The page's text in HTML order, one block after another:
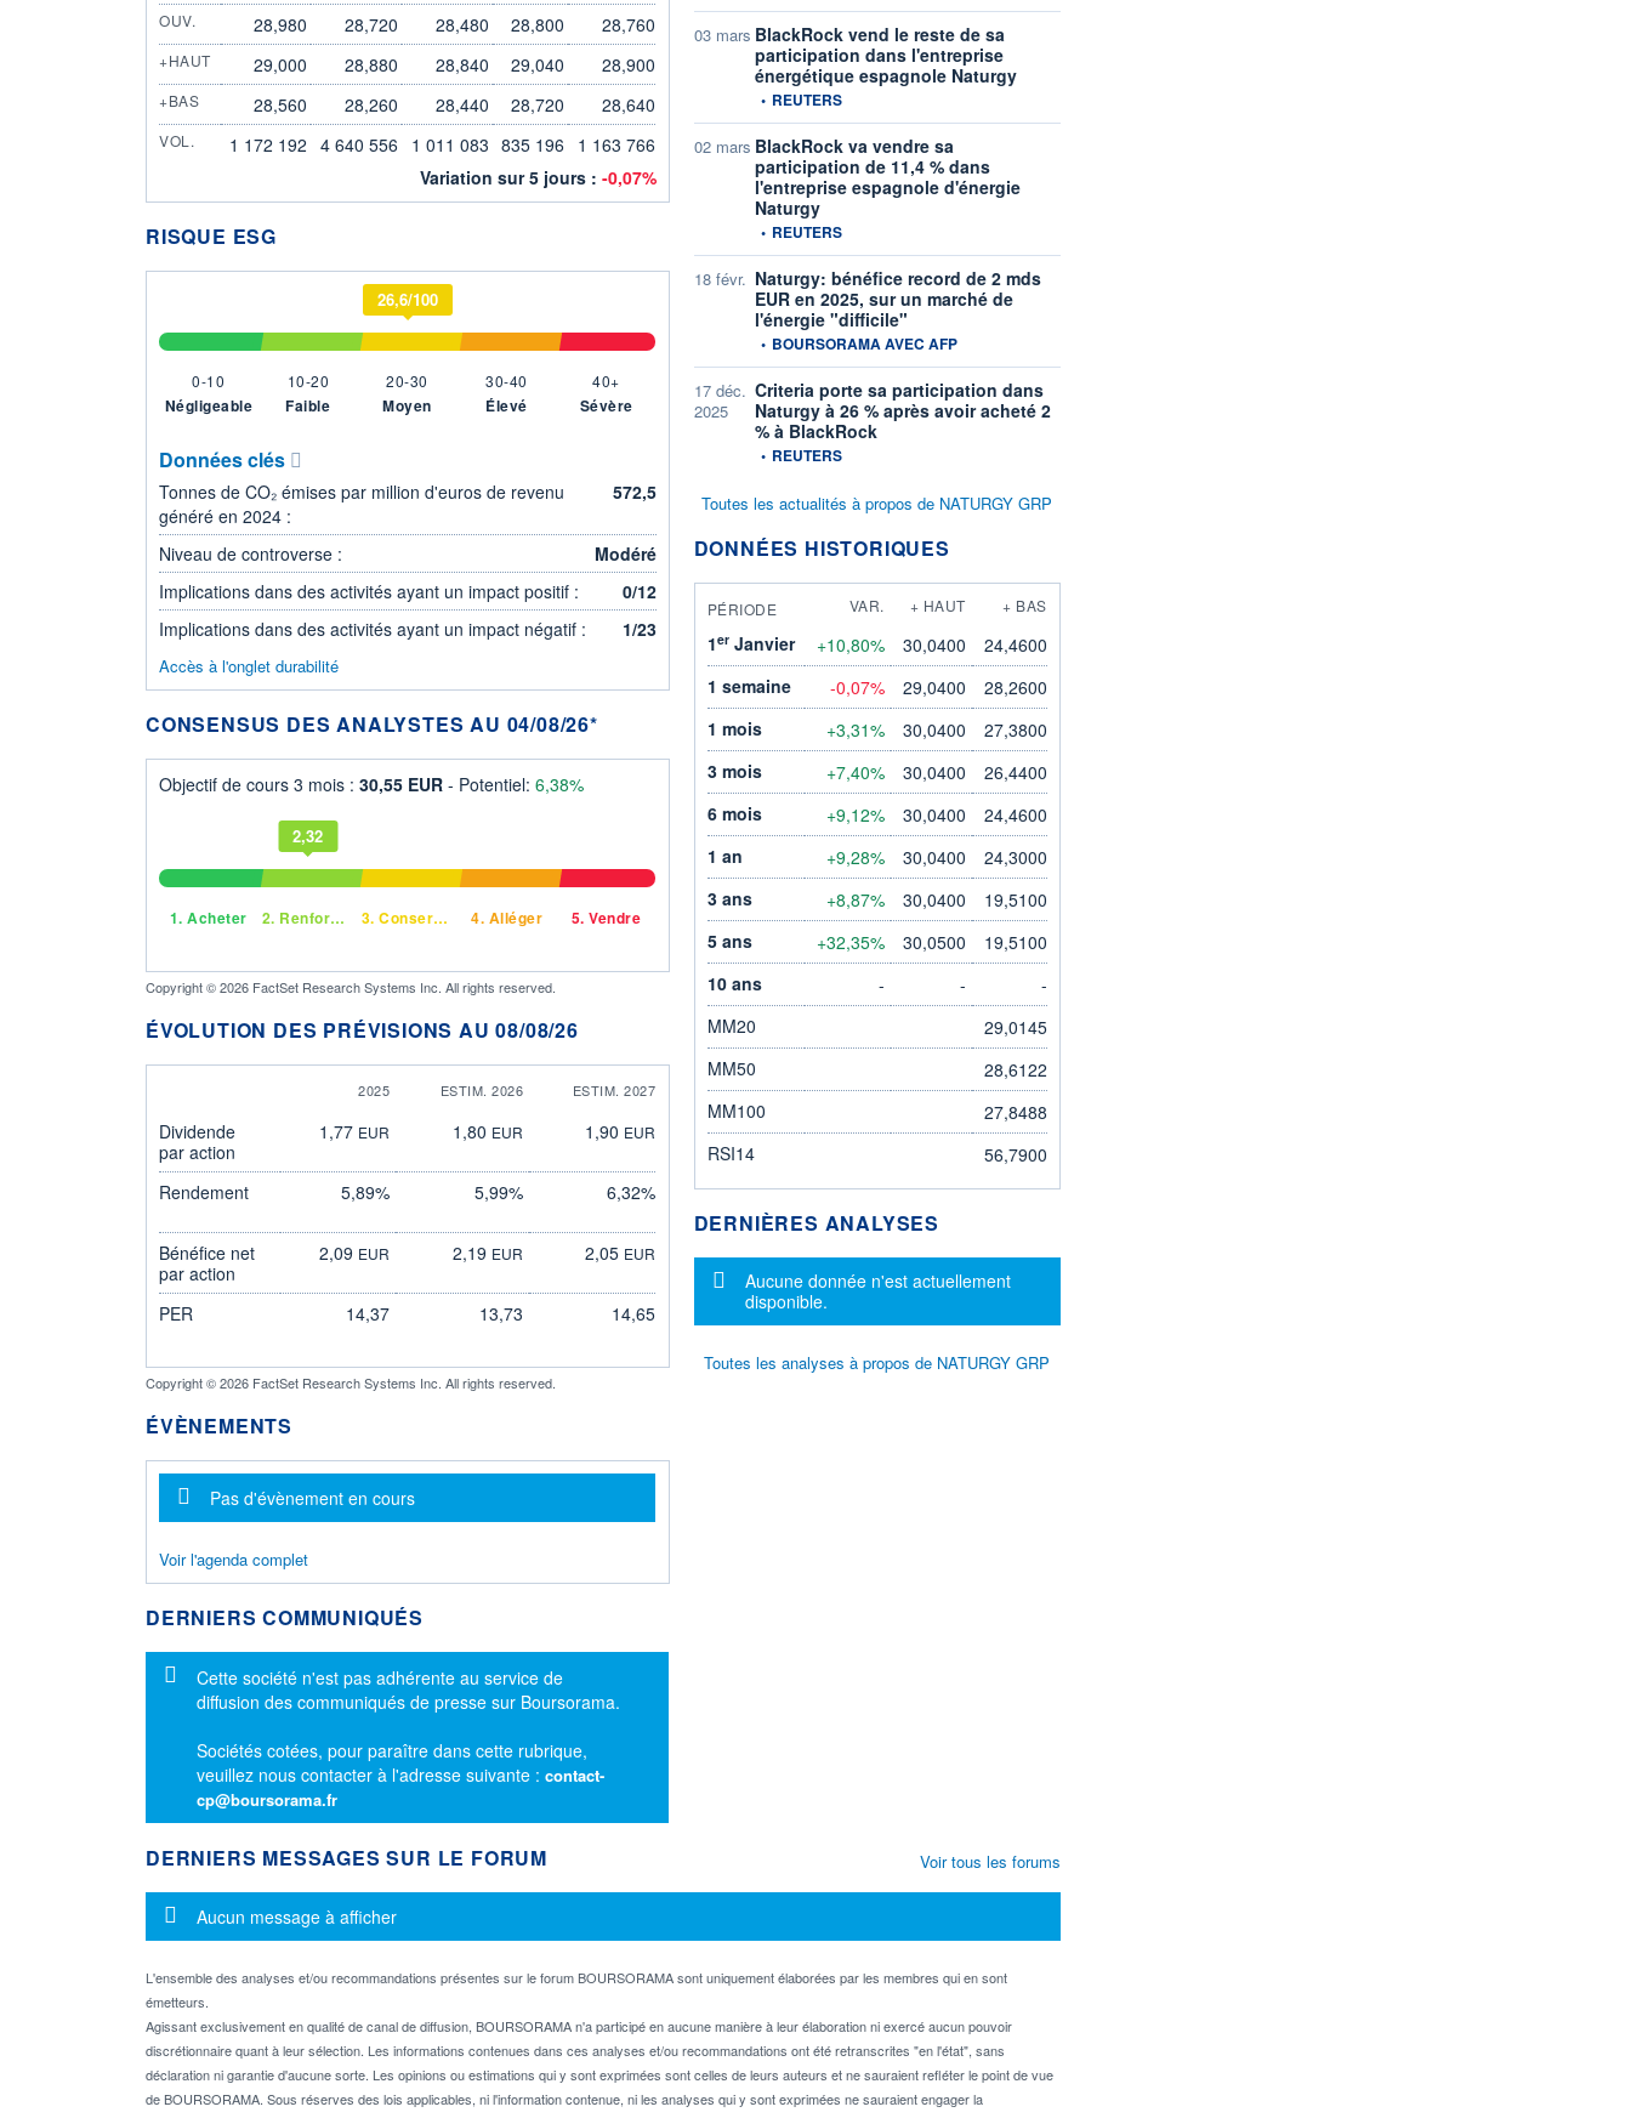
OUV. 28,980 28,720 28,480 28,800 28,760
+HAUT 29,000 28,880 28,840 29,040 28,900
+BAS 28,560 28,260 28,440 28,720 28,640
VOL. 1 172 192 4 640 556 1 011 083 835 196
1 163 766
Variation sur 5 jours : -0,07%
RISQUE ESG
0-10
Négligeable
10-20
Faible
26,6/100
20-30
Moyen
30-40
Élevé
40+
Sévère
Données clés
Tonnes de CO₂ émises par million d'euros de revenu
généré en 2024 :
572,5
Niveau de controverse :
Modéré
Implications dans des activités ayant un impact positif :
0/12
Implications dans des activités ayant un impact négatif :
1/23
Accès à l'onglet durabilité
CONSENSUS DES ANALYSTES AU 04/08/26*
Objectif de cours 3 mois : 30,55 EUR - Potentiel: 6,38%
1. Acheter
2,32
2. Renforcer 3. Conserver 4. Alléger 5. Vendre
Copyright © 2026 FactSet Research Systems Inc. All rights reserved.
ÉVOLUTION DES PRÉVISIONS AU 08/08/26
2025 ESTIM. 2026 ESTIM. 2027
Dividende
par action
1,77 EUR 1,80 EUR 1,90 EUR
Rendement 5,89% 5,99% 6,32%
Bénéfice net
par action
2,09 EUR 2,19 EUR 2,05 EUR
PER 14,37 13,73 14,65
Copyright © 2026 FactSet Research Systems Inc. All rights reserved.
ÉVÈNEMENTS
Message d'information
Pas d'évènement en cours
Voir l'agenda complet
DERNIERS COMMUNIQUÉS
Message d'information
Cette société n'est pas adhérente au service de
diffusion des communiqués de presse sur Boursorama.
Sociétés cotées, pour paraître dans cette rubrique,
veuillez nous contacter à l'adresse suivante : contact-
cp@boursorama.fr
03 mars BlackRock vend le reste de sa
participation dans l'entreprise
énergétique espagnole Naturgy
information fournie par
• REUTERS
02 mars BlackRock va vendre sa
participation de 11,4 % dans
l'entreprise espagnole d'énergie
Naturgy
information fournie par
• REUTERS
18 févr. Naturgy: bénéfice record de 2 mds
EUR en 2025, sur un marché de
l'énergie "difficile"
information fournie par
• BOURSORAMA AVEC AFP
17 déc.
2025
Criteria porte sa participation dans
Naturgy à 26 % après avoir acheté 2
% à BlackRock
information fournie par
• REUTERS
Toutes les actualités à propos de NATURGY GRP
DONNÉES HISTORIQUES
PÉRIODE VAR. + HAUT + BAS
1erJanvier +10,80% 30,0400
24,4600
1 semaine
-0,07% 29,0400
28,2600
1 mois
+3,31% 30,0400
27,3800
3 mois
+7,40% 30,0400
26,4400
6 mois
+9,12% 30,0400
24,4600
1 an
+9,28% 30,0400
24,3000
3 ans
+8,87% 30,0400
19,5100
5 ans
+32,35% 30,0500
19,5100
10 ans
- -
-
MM20
29,0145
MM50
28,6122
MM100
27,8488
RSI14
56,7900
DERNIÈRES ANALYSES
Message d'information
Aucune donnée n'est actuellement
disponible.
Toutes les analyses à propos de NATURGY GRP
DERNIERS MESSAGES SUR LE FORUM
Message d'information
Aucun message à afficher
L'ensemble des analyses et/ou recommandations présentes sur le forum BOURSORAMA sont uniquement élaborées par les membres qui en sont
émetteurs.
Agissant exclusivement en qualité de canal de diffusion, BOURSORAMA n'a participé en aucune manière à leur élaboration ni exercé aucun pouvoir
discrétionnaire quant à leur sélection. Les informations contenues dans ces analyses et/ou recommandations ont été retranscrites "en l'état", sans
déclaration ni garantie d'aucune sorte. Les opinions ou estimations qui y sont exprimées sont celles de leurs auteurs et ne sauraient refléter le point de vue
de BOURSORAMA. Sous réserves des lois applicables, ni l'information contenue, ni les analyses qui y sont exprimées ne sauraient engager la
Voir tous les forums